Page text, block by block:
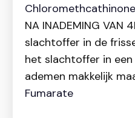
NA INADEMING VAN
slachtoffer in de
het slachtoffer in
ademen makkelijk
Fumarate